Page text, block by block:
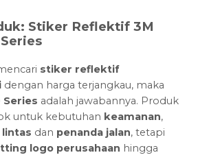
Stiker Reflektif 3M
stiker reflektif
dengan harga terjangkau, maka
Series adalah jawabannya. Produk
untuk kebutuhan keamanan,
lintas dan penanda jalan, tetapi
logo perusahaan hingga